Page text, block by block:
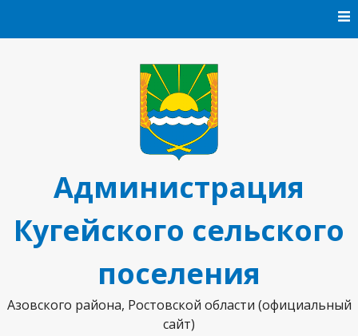
Администрация
Кугейского сельского
поселения
Азовского района, Ростовской области (официальный
сайт)